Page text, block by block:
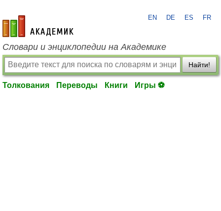
academic.ru
EN DE ES FR
Словари и энциклопедии на Академике
Найти!
Толкования Переводы Книги Игры ⚽